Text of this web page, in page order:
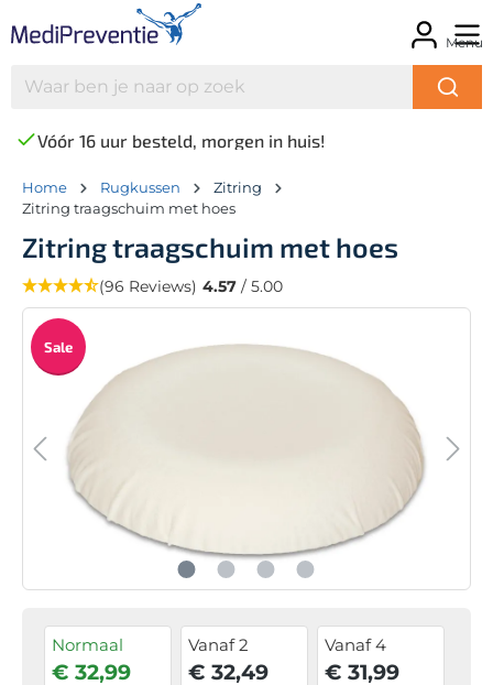
Menu
Vóór 16 uur besteld, morgen in huis!
Home Rugkussen
Zitring
Zitring traagschuim met hoes
Zitring traagschuim met hoes
(96 Reviews) 4.57 / 5.00
Sale
Normaal
€ 32,99
Vanaf 2
€ 32,49
Vanaf 4
€ 31,99